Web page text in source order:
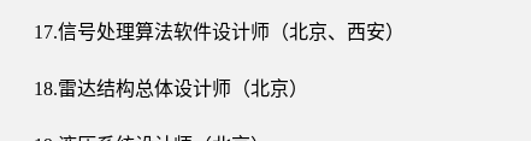
17.信号处理算法软件设计师（北京、西安）
18.雷达结构总体设计师（北京）